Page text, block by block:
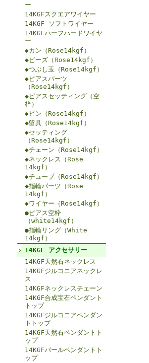
ー
14KGFスクエアワイヤー
14KGF ソフトワイヤー
14KGFハーフハードワイヤ
ー
◆カン（Rose14kgf）
◆ビーズ（Rose14kgf）
◆つぶし玉（Rose14kgf）
◆ピアスパーツ
（Rose14kgf）
◆ピアスセッティング（空
枠）
◆ピン（Rose14kgf）
◆留具（Rose14kgf）
◆セッティング
（Rose14kgf）
◆チェーン（Rose14kgf）
◆ネックレス（Rose
14kgf）
◆チューブ（Rose14kgf）
◆指輪パーツ（Rose
14kgf）
◆ワイヤー（Rose14kgf）
●ピアス空枠
（white14kgf）
●指輪リング（White
14kgf）
14KGF アクセサリー
14KGF天然石ネックレス
14KGFジルコニアネックレ
ス
14KGFネックレスチェーン
14KGF合成宝石ペンダント
トップ
14KGFジルコニアペンダン
トトップ
14KGF天然石ペンダントト
ップ
14KGFパールペンダントト
ップ